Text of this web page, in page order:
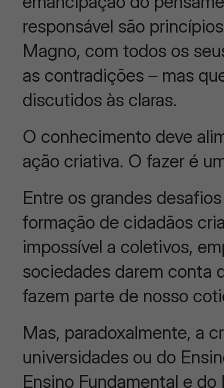
responsável são
Magno, com todos os
as contradições – mas
discutidos às claras.
O conhecimento deve
ação criativa. O fazer é
Entre os grandes
formação de cidadãos
impossível a coletivos,
sociedades darem conta
fazem parte de nosso
Mas, paradoxalmente, a
universidades ou do
Ensino Fundamental e